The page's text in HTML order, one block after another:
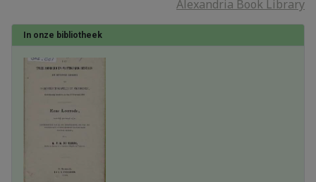
Alexandria Book Library
In onze bibliotheek